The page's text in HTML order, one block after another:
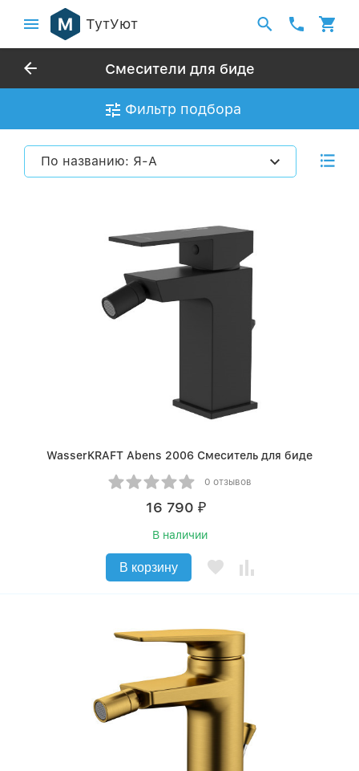
ТутУют
Смесители для биде
Фильтр подбора
По названию: Я-А
WasserKRAFT Abens 2006 Смеситель для биде
0 отзывов
16 790 ₽
В наличии
В корзину